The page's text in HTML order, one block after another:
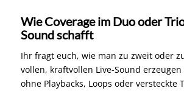
Wie Coverage im Duo oder
Sound schafft
Ihr fragt euch, wie man zu zweit oder
vollen, kraftvollen Live-Sound erzeugen
ohne Playbacks, Loops oder versteckte